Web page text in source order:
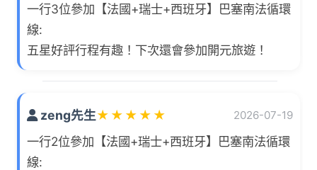
一行3位參加【法國+瑞士+西班牙】巴塞南法循環
線:
五星好評行程有趣！下次還會參加開元旅遊！
zeng先生★ ★ ★ ★ ★ 2026-07-19
一行2位參加【法國+瑞士+西班牙】巴塞南法循環
線: